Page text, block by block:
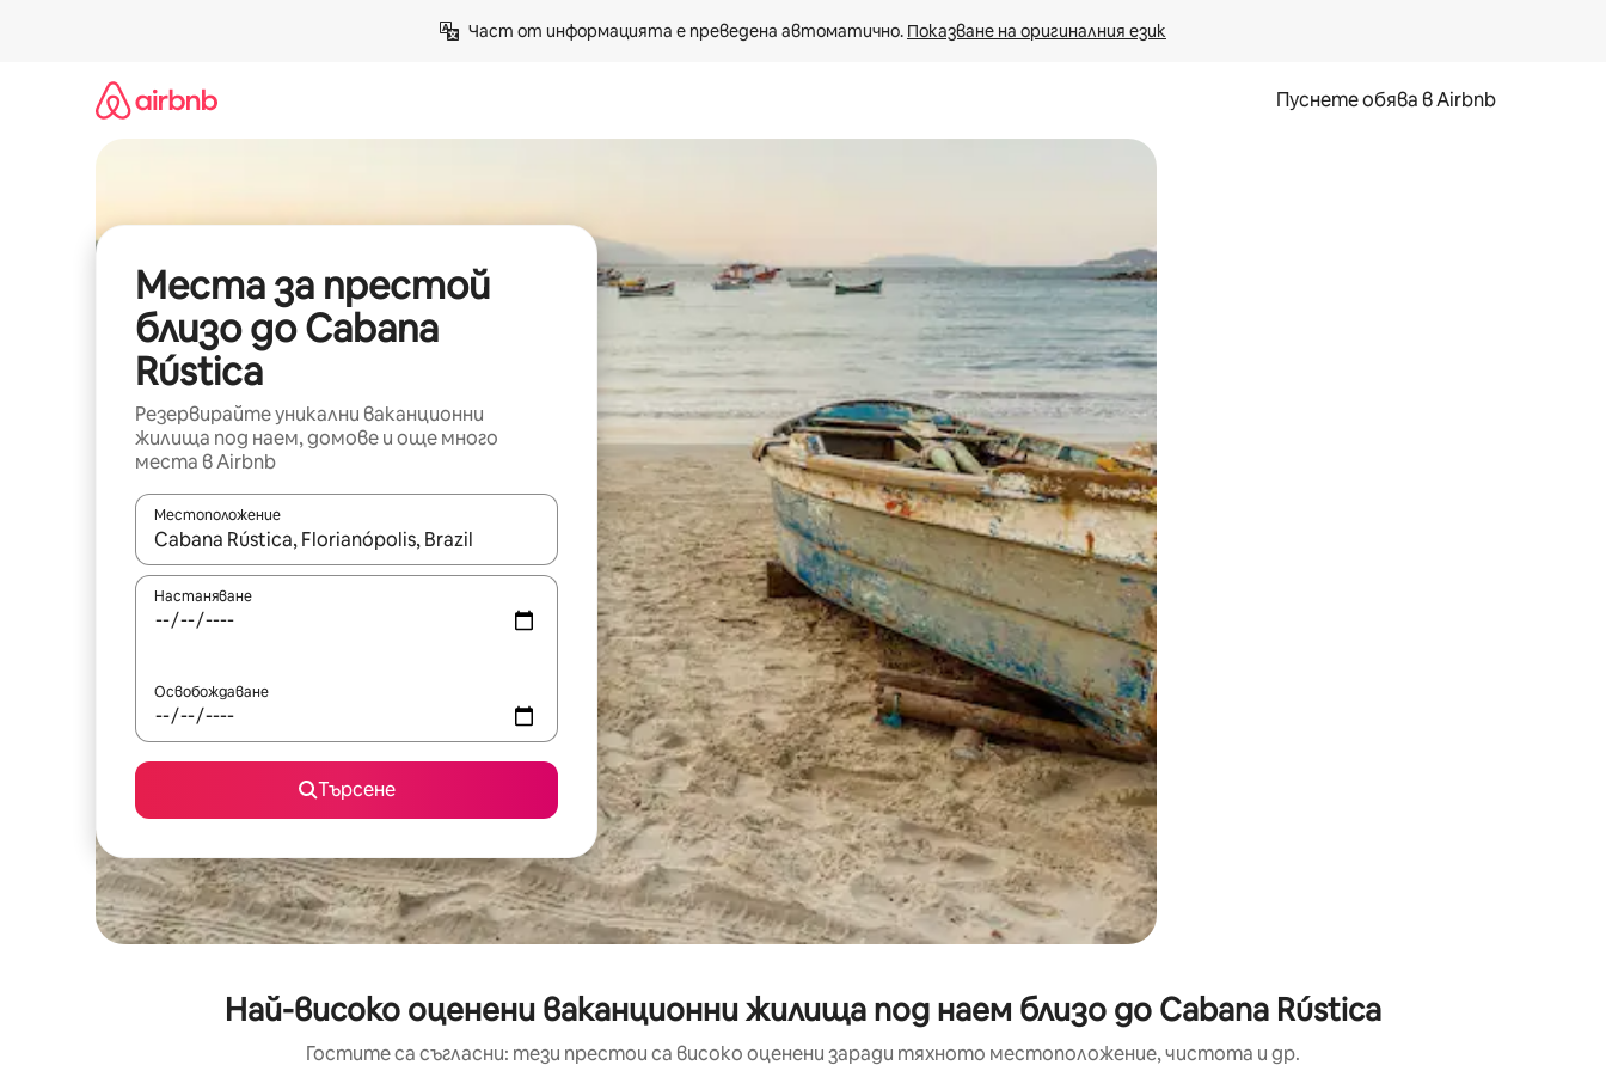
Част от информацията е преведена автоматично. Показване на оригиналния език
Пуснете обява в Airbnb
Места за престой
близо до Cabana
Rústica
Резервирайте уникални ваканционни
жилища под наем, домове и още много
места в Airbnb
Местоположение
Когато резултатите се покажат, използвайте клавишите със стрелки нагоре и надолу или навигирайте с докосване или плъзгане.
Настаняване
Освобождаване
Търсене
Най-високо оценени ваканционни жилища под наем близо до Cabana Rústica
Гостите са съгласни: тези престои са високо оценени заради тяхното местоположение, чистота и др.